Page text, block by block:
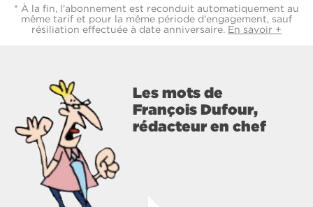
* À la fin, l'abonnement est reconduit automatiquement au
même tarif et pour la même période d'engagement, sauf
résiliation effectuée à date anniversaire. En savoir +
Les mots de
François Dufour,
rédacteur en chef